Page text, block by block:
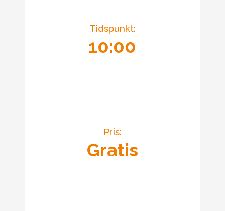
Tidspunkt:
10:00
Pris:
Gratis